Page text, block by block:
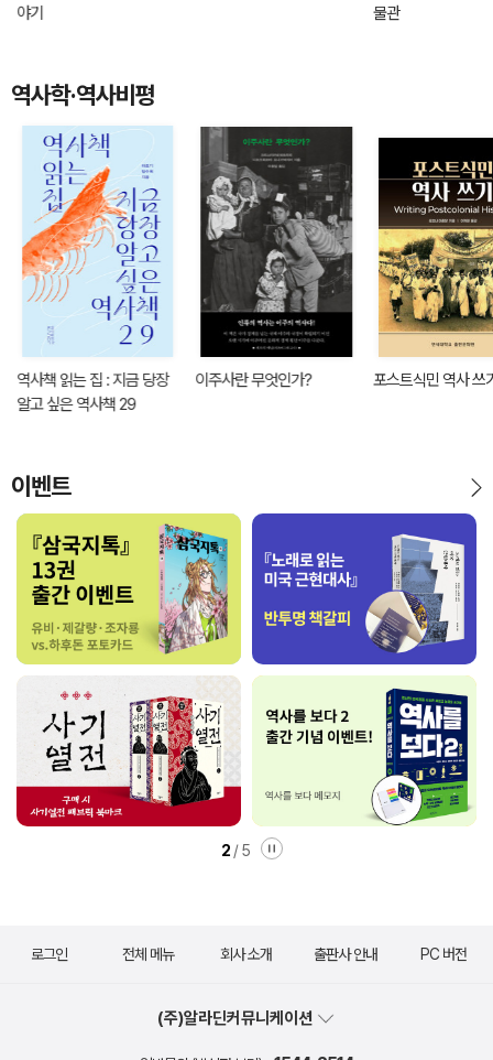
야기
물관
역사학·역사비평
역사책 읽는 집 : 지금 당장
알고 싶은 역사책 29
이주사란 무엇인가? 포스트식민 역사 쓰
이벤트
2 /5
로그인 전체 메뉴 회사 소개 출판사 안내 PC 버전
(주)알라딘커뮤니케이션